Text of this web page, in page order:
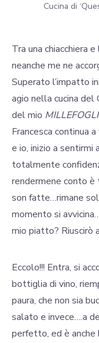
Cucina di
Tra una chiacchiera
neanche me ne
Superato l’impatto
agio nella cucina del
del mio
Francesca continua
e io, inizio a sentirmi
totalmente
rendermene conto
son fatte…rimane
momento si
mio piatto? Riuscirò
Eccolo!!! Entra, si
bottiglia di vino,
paura, che non sia
salato e invece….a
perfetto, ed è anche